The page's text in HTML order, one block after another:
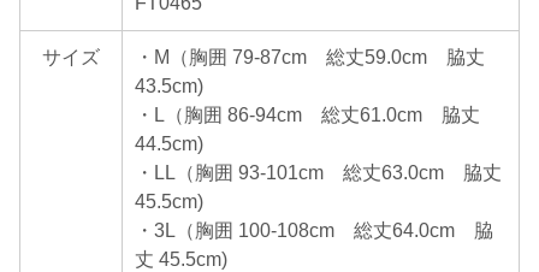
サイズ
・M（胸囲 79-87cm 総丈59.0cm 脇丈
43.5cm)
・L（胸囲 86-94cm 総丈61.0cm 脇丈
44.5cm)
・LL（胸囲 93-101cm 総丈63.0cm 脇丈
45.5cm)
・3L（胸囲 100-108cm 総丈64.0cm 脇
丈 45.5cm)